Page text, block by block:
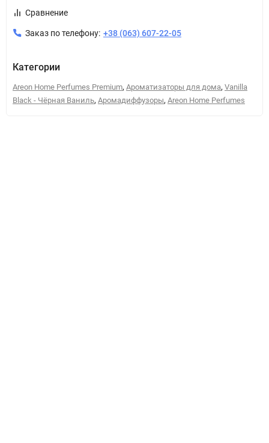
Сравнение
Заказ по телефону: +38 (063) 607-22-05
Категории
Areon Home Perfumes Premium, Ароматизаторы для дома, Vanilla
Black - Чёрная Ваниль, Аромадиффузоры, Areon Home Perfumes